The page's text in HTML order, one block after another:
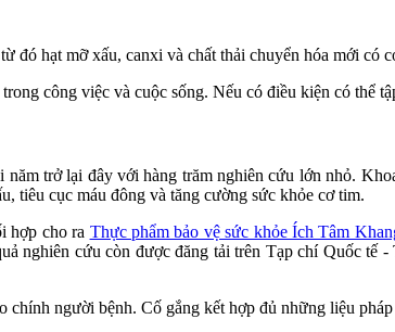
đó hạt mỡ xấu, canxi và chất thải chuyển hóa mới có
công việc và cuộc sống. Nếu có điều kiện có thể
trở lại đây với hàng trăm nghiên cứu lớn nhỏ.
tiêu cục máu đông và tăng cường sức khỏe cơ tim.
hợp cho ra Thực phẩm bảo vệ sức khỏe Ích Tâm
nghiên cứu còn được đăng tải trên Tạp chí Quốc tế
chính người bệnh. Cố gắng kết hợp đủ những liệu